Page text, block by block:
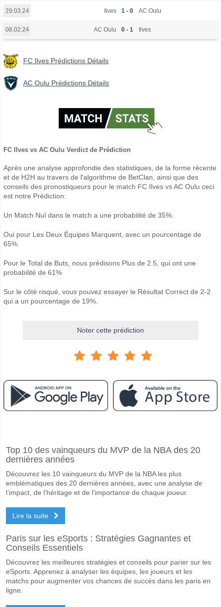
29.03.24 Ilves 1 - 0 AC Oulu
08.02.24 AC Oulu 0 - 1 Ilves
FC Ilves Prédictions Détails
AC Oulu Prédictions Détails
FC Ilves vs AC Oulu Verdict de Prédiction
Après une analyse approfondie des statistiques, de la forme récente
et de H2H au travers de l'algorithme de BetClan, ainsi que des
conseils des pronostiqueurs pour le match FC Ilves vs AC Oulu ceci
est notre Prédiction:
Un Match Nul dans le match a une probabilité de 35%.
Oui pour Les Deux Équipes Marquent, avec un pourcentage de
65%.
Pour le Total de Buts, nous prédisons Plus de 2.5, qui ont une
probabilité de 61%
Sur le côté risqué, vous pouvez essayer le Résultat Correct de 2-2
qui a un pourcentage de 19%.
Noter cette prédiction
Le match entre FC Ilves v AC Oulu 08 May 2026 16:00.
Un Match Nul dans le match a une probabilité de 35%.
Oui pour Les Deux Équipes Marquent, avec un pourcentage de 65%.
Quel sera le résultat correct attendu entre FC Ilves v
Sur le côté risqué, vous pouvez essayer le Résultat Correct de 2-2
Top 10 des vainqueurs du MVP de la NBA des 20
dernières années
Découvrez les 10 vainqueurs du MVP de la NBA les plus
emblématiques des 20 dernières années, avec une analyse de
l’impact, de l’héritage et de l’importance de chaque joueur.
Lire la suite
Paris sur les eSports : Stratégies Gagnantes et
Conseils Essentiels
Découvrez les meilleures stratégies et conseils pour parier sur les
eSports. Apprenez à analyser les équipes, les joueurs et les
matchs pour augmenter vos chances de succès dans les paris en
ligne.